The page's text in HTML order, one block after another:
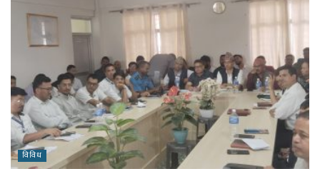
विविध